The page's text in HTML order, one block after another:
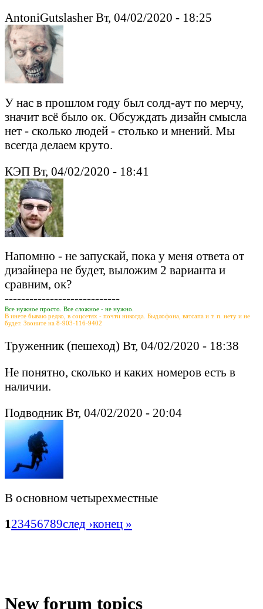
AntoniGutslasher Вт, 04/02/2020 - 18:25
У нас в прошлом году был солд-аут по мерчу,
значит всё было ок. Обсуждать дизайн смысла
нет - сколько людей - столько и мнений. Мы
всегда делаем круто.
КЭП Вт, 04/02/2020 - 18:41
Напомню - не запускай, пока у меня ответа от
дизайнера не будет, выложим 2 варианта и
сравним, ок?
----------------------------
Все нужное просто. Все сложное - не нужно.
В инете бываю редко, в соцсетях - почти никогда. Быдлофона, ватсапа и т. п. нету и не
будет. Звоните на 8-903-116-9402
Труженник (пешеход) Вт, 04/02/2020 - 18:38
Не понятно, сколько и каких номеров есть в
наличии.
Подводник Вт, 04/02/2020 - 20:04
В основном четырехместные
123456789след ›конец »
New forum topics